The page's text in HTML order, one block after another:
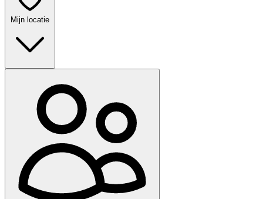
Mijn locatie